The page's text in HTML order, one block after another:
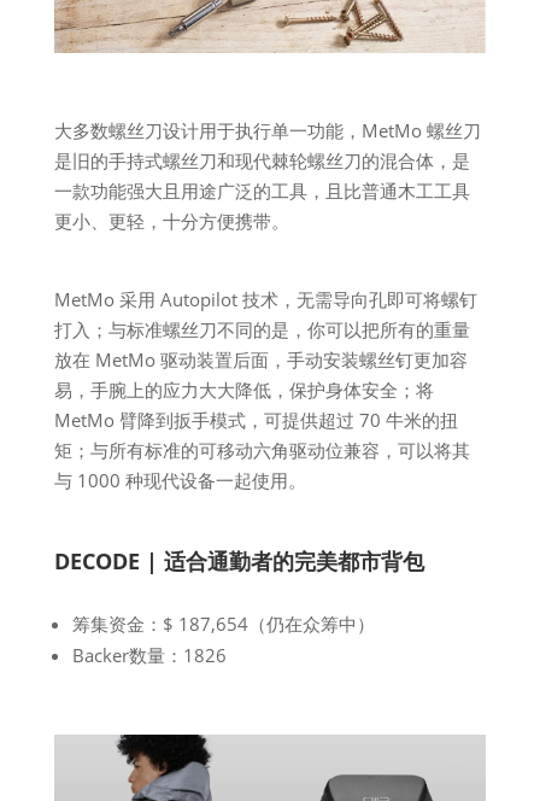
大多数螺丝刀设计用于执行单一功能，MetMo 螺丝刀
是旧的手持式螺丝刀和现代棘轮螺丝刀的混合体，是
一款功能强大且用途广泛的工具，且比普通木工工具
更小、更轻，十分方便携带。
MetMo 采用 Autopilot 技术，无需导向孔即可将螺钉
打入；与标准螺丝刀不同的是，你可以把所有的重量
放在 MetMo 驱动装置后面，手动安装螺丝钉更加容
易，手腕上的应力大大降低，保护身体安全；将
MetMo 臂降到扳手模式，可提供超过 70 牛米的扭
矩；与所有标准的可移动六角驱动位兼容，可以将其
与 1000 种现代设备一起使用。
DECODE | 适合通勤者的完美都市背包
筹集资金：$ 187,654（仍在众筹中）
Backer数量：1826